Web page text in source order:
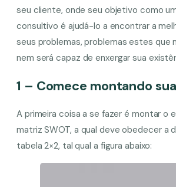
seu cliente, onde seu objetivo como
consultivo é ajudá-lo a encontrar a
seus problemas, problemas estes que
nem será capaz de enxergar sua
1 – Comece montando
A primeira coisa a se fazer é montar o
matriz SWOT, a qual deve obedecer a
tabela 2×2, tal qual a figura abaixo: